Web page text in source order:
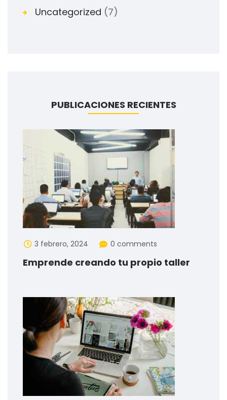
Uncategorized (7)
PUBLICACIONES RECIENTES
3 febrero, 2024 0 comments
Emprende creando tu propio taller